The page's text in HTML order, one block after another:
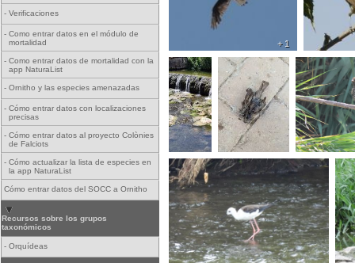
- Verificaciones
- Como entrar datos en el módulo de
mortalidad
- Como entrar datos de mortalidad con la
app NaturaList
- Ornitho y las especies amenazadas
- Cómo entrar datos con localizaciones
precisas
- Cómo entrar datos al proyecto Colònies
de Falciots
- Cómo actualizar la lista de especies en
la app NaturaList
Cómo entrar datos del SOCC a Ornitho
Recursos sobre los grupos
taxonómicos
- Orquídeas
+ 1